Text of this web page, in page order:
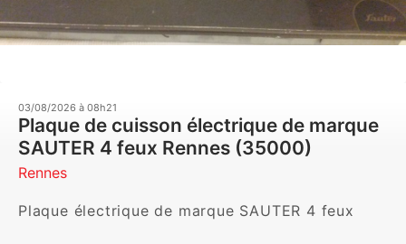
03/08/2026 à 08h21
Plaque de cuisson électrique de marque
SAUTER 4 feux Rennes (35000)
Rennes
Plaque électrique de marque SAUTER 4 feux